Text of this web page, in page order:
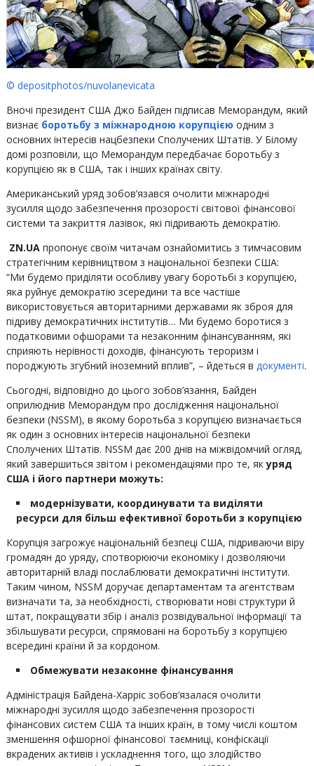
© depositphotos/nuvolanevicata
Вночі президент США Джо Байден підписав Меморандум, який
визнає боротьбу з міжнародною корупцією одним з
основних інтересів нацбезпеки Сполучених Штатів. У Білому
домі розповіли, що Меморандум передбачає боротьбу з
корупцією як в США, так і інших країнах світу.
Американський уряд зобов’язався очолити міжнародні
зусилля щодо забезпечення прозорості світової фінансової
системи та закриття лазівок, які підривають демократію.
ZN.UAпропонує своїм читачам ознайомитись з тимчасовим
стратегічним керівництвом з національної безпеки США:
“Ми будемо приділяти особливу увагу боротьбі з корупцією,
яка руйнує демократію зсередини та все частіше
використовується авторитарними державами як зброя для
підриву демократичних інститутів… Ми будемо боротися з
податковими офшорами та незаконним фінансуванням, які
сприяють нерівності доходів, фінансують тероризм і
породжують згубний іноземний вплив”, – йдеться в документі.
Сьогодні, відповідно до цього зобов’язання, Байден
оприлюднив Меморандум про дослідження національної
безпеки (NSSM), в якому боротьба з корупцією визначається
як один з основних інтересів національної безпеки
Сполучених Штатів. NSSM дає 200 днів на міжвідомчий огляд,
який завершиться звітом і рекомендаціями про те, якуряд
США і його партнери можуть:
модернізувати, координувати та виділяти
ресурси для більш ефективної боротьби з корупцією
Корупція загрожує національній безпеці США, підриваючи віру
громадян до уряду, спотворюючи економіку і дозволяючи
авторитарній владі послаблювати демократичні інститути.
Таким чином, NSSM доручає департаментам та агентствам
визначати та, за необхідності, створювати нові структури й
штат, покращувати збір і аналіз розвідувальної інформації та
збільшувати ресурси, спрямовані на боротьбу з корупцією
всередині країни й за кордоном.
Обмежувати незаконне фінансування
Адміністрація Байдена-Харріс зобов’язалася очолити
міжнародні зусилля щодо забезпечення прозорості
фінансових систем США та інших країн, в тому числі коштом
зменшення офшорної фінансової таємниці, конфіскації
вкрадених активів і ускладнення того, що злодійство